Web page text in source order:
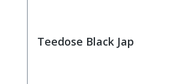
Teedose Black Jap